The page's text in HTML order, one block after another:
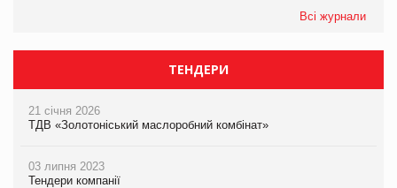
Всі журнали
ТЕНДЕРИ
21 січня 2026
ТДВ «Золотоніський маслоробний комбінат»
03 липня 2023
Тендери компанії